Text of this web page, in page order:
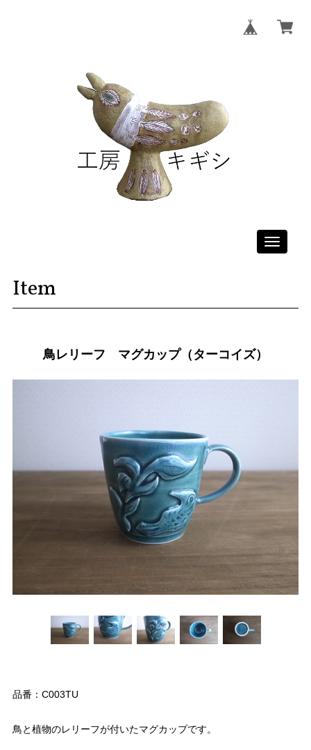
Toggle
Item
鳥レリーフ マグカップ（ターコイズ）
品番：C003TU
鳥と植物のレリーフが付いたマグカップです。